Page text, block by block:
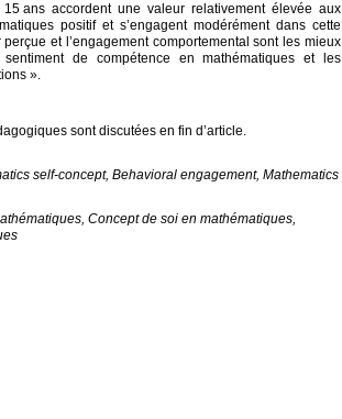
15 ans accordent une valeur relativement élevée aux
positif et s’engagent modérément dans cette
et l’engagement comportemental sont les mieux
de compétence en mathématiques et les
».
sont discutées en fin d’article.
self-concept, Behavioral engagement, Mathematics
Concept de soi en mathématiques,